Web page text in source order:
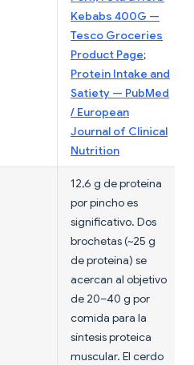
Kebabs 400G —
Tesco Groceries
Product Page;
Protein Intake and
Satiety — PubMed
/ European
Journal of Clinical
Nutrition
12,6 g de proteína
por pincho es
significativo. Dos
brochetas (~25 g
de proteína) se
acercan al objetivo
de 20–40 g por
comida para la
síntesis proteica
muscular. El cerdo